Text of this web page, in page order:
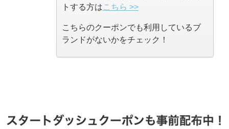
トする方はこちら >>
こちらのクーポンでも利用しているブ
ランドがないかをチェック！